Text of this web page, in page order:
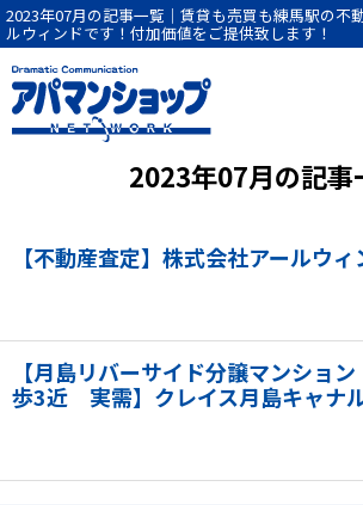
2023年07月の記事一覧｜賃貸も売買も練馬駅の不
ルウィンドです！付加価値をご提供致します！
2023年07月の記事
【不動産査定】株式会社アールウィ
【月島リバーサイド分譲マンシ
歩3近 実需】クレイス月島キャナ